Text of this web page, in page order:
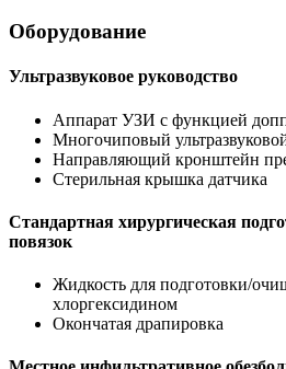
Оборудование
Ультразвуковое руководство
Аппарат УЗИ с функцией
Многочиповый
Направляющий кронштейн
Стерильная крышка датчика
Стандартная хирургическая
повязок
Жидкость для подготовки/
хлоргексидином
Окончатая драпировка